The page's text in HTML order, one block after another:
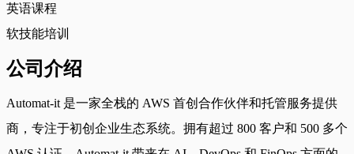
英语课程
软技能培训
公司介绍
Automat-it 是一家全栈的 AWS 首创合作伙伴和托管服务提供
商，专注于初创企业生态系统。拥有超过 800 客户和 500 多个